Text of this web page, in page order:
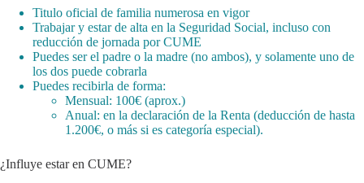
Titulo oficial de familia numerosa en vigor
Trabajar y estar de alta en la Seguridad Social, incluso con
reducción de jornada por CUME
Puedes ser el padre o la madre (no ambos), y solamente uno de
los dos puede cobrarla
Puedes recibirla de forma:
Mensual: 100€ (aprox.)
Anual: en la declaración de la Renta (deducción de hasta
1.200€, o más si es categoría especial).
¿Influye estar en CUME?